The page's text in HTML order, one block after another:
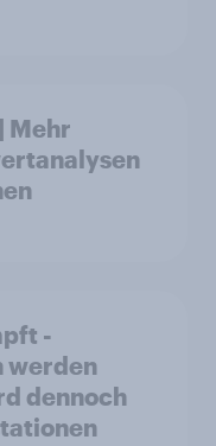
Mehr
-
werden
dennoch